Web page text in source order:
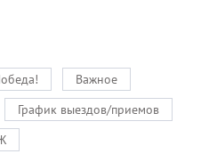
Важное
График выездов/приемов